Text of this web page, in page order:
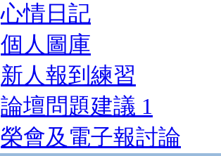
心情日記
個人圖庫
新人報到練習
論壇問題建議 1
榮會及電子報討論